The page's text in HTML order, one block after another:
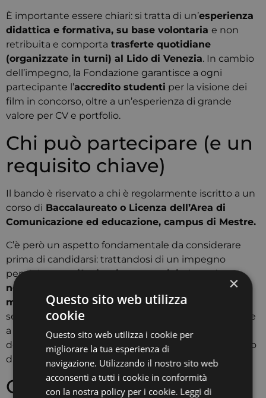
È importante essere chiari: si tratta di un’esperienza
didattica e formativa, su base volontaria e non
retribuita e comporta trasferte quotidiane
(organizzate in turni) al Lido di Venezia. In cambio
dell’impegno, la Fondazione garantisce a ogni
partecipante l’accredito studenti per la visione dei
film in concorso, oltre a un’esperienza di grande
valore per CV e portfolio.
Chi può partecipare (e un
requisito chiave)
Il bando è riservato a chi è regolarmente iscritto a un
corso di Baccalaureato o Licenza dell’Area di
Comunicazione ed educazione, campus di Mestre.
C’è però un aspetto fondamentale da considerare
prima di candidarsi: trattandosi di un impegno
pendolare supiù giorni consecutivi, viene data
netta preferenza a chi risiede nell’area
metropolitana di Venezia. Non è un dettaglio
secondario: chi abita lontano avrà difficoltà oggettive
a garantire la presenza richiesta tutti i giorni
dell’evento, quindi la residenza in zona è un requisito
di fatto determinante nella selezione.
Cosa preparare per
×
Questo sito web utilizza
cookie
Questo sito web utilizza i cookie per
migliorare la tua esperienza di
navigazione. Utilizzando il nostro sito web
acconsenti a tutti i cookie in conformità
con la nostra policy per i cookie. Leggi di